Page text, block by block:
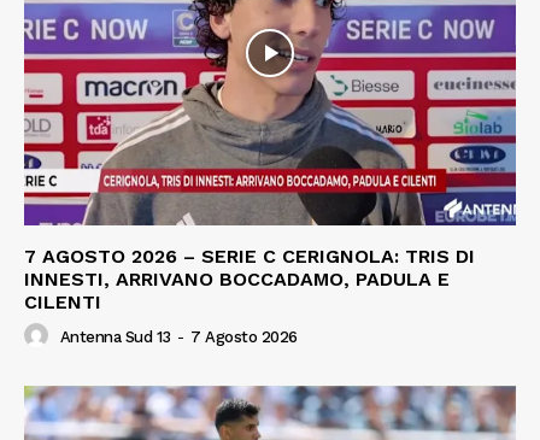
7 AGOSTO 2026 – SERIE C CERIGNOLA: TRIS DI
INNESTI, ARRIVANO BOCCADAMO, PADULA E
CILENTI
Antenna Sud 13 - 7 Agosto 2026